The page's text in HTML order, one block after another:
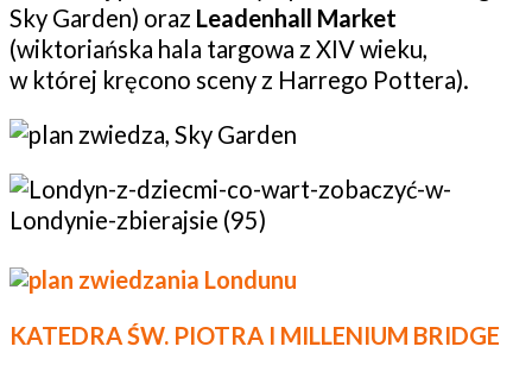
Sky Garden) oraz Leadenhall Market
(wiktoriańska hala targowa z XIV wieku,
w której kręcono sceny z Harrego Pottera).
KATEDRA ŚW. PIOTRA I MILLENIUM BRIDGE